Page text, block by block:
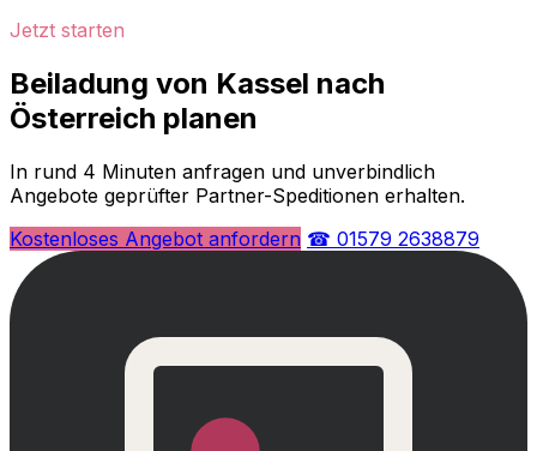
Jetzt starten
Beiladung von Kassel nach
Österreich planen
In rund 4 Minuten anfragen und unverbindlich
Angebote geprüfter Partner-Speditionen erhalten.
Kostenloses Angebot anfordern ☎ 01579 2638879